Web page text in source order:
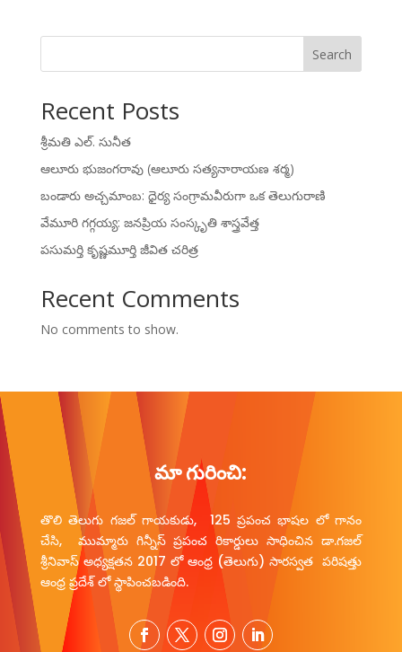
Search
Recent Posts
శ్రీమతి ఎల్. సునీత
ఆలూరు భుజంగరావు (ఆలూరు సత్యనారాయణ శర్మ)
బండారు అచ్చమాంబ: ధైర్య సంగ్రామవీరుగా ఒక తెలుగురాణి
వేమూరి గగ్గయ్య: జనప్రియ సంస్కృతి శాస్త్రవేత్త
పసుమర్తి కృష్ణమూర్తి జీవిత చరిత్ర
Recent Comments
No comments to show.
మా గురించి:
తొలి తెలుగు గజల్ గాయకుడు, 125 ప్రపంచ భాషల లో గానం
చేసి, ముమ్మారు గిన్నీస్ ప్రపంచ రికార్డులు సాధించిన డా.గజల్
శ్రీనివాస్ అధ్యక్షతన 2017 లో ఆంధ్ర (తెలుగు) సారస్వత పరిషత్తు
ఆంధ్ర ప్రదేశ్ లో స్థాపించబడింది.